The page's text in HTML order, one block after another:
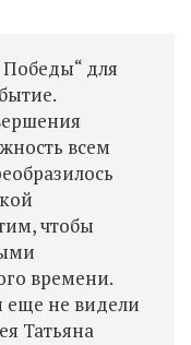
для
всем
чтобы
времени.
еще не видели
Татьяна